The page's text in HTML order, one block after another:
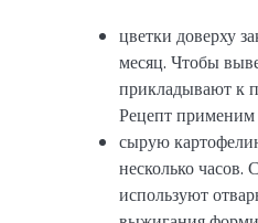
цветки доверху
месяц. Чтобы
прикладывают к
Рецепт применим
сырую
несколько часов.
используют